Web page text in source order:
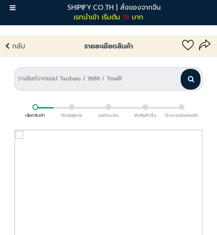
SHIPIFY.CO.TH | สั่งของจากจีน
เรทนำเข้า เริ่มต้น 19 บาท
เมนู
กลับ รายละเอียดสินค้า
เลือกสินค้า ติดต่อผู้ขาย รอชำระเงิน สั่งซื้อสำเร็จ โรงงานจัดส่งแล้ว